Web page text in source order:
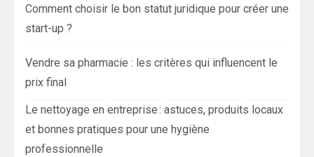
Comment choisir le bon statut juridique pour créer une
start-up ?
Vendre sa pharmacie : les critères qui influencent le
prix final
Le nettoyage en entreprise : astuces, produits locaux
et bonnes pratiques pour une hygiène
professionnelle